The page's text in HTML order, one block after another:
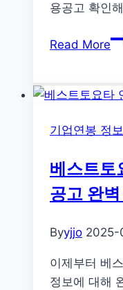
용공고 확인
Read More동
발
봉,
채
용
공
완
벽
기업연봉 정보
베스트토
공고 완벽
Byyjjo 2025-
이제부터 베
정보에 대해